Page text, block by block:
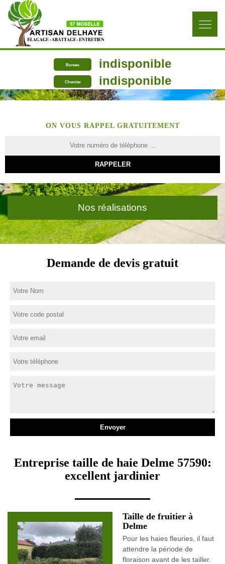
Bureau indisponible
Chantier indisponible
ON VOUS RAPPEL GRATUITEMENT
Nos réalisations
Demande de devis gratuit
Entreprise taille de haie Delme 57590:
excellent jardinier
Taille de fruitier à
Delme
Pour les haies fleuries, il faut
attendre la période de
floraison avant de les tailler.